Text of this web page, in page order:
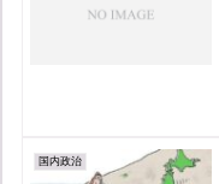
国内政治